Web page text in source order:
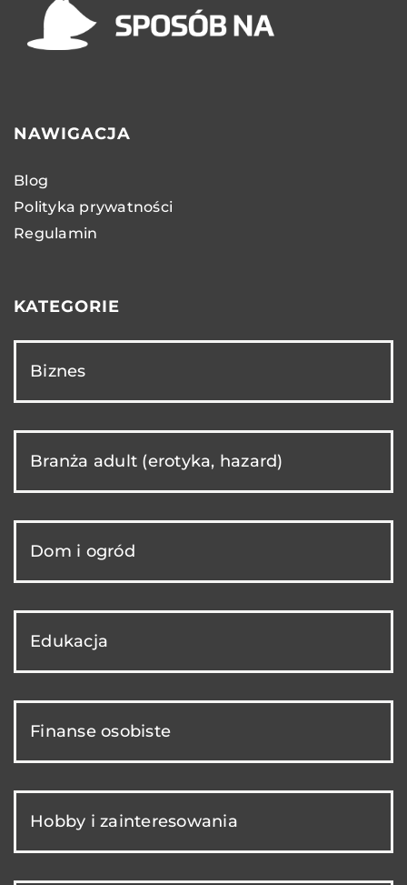
NAWIGACJA
Blog
Polityka prywatności
Regulamin
KATEGORIE
Biznes
Branża adult (erotyka, hazard)
Dom i ogród
Edukacja
Finanse osobiste
Hobby i zainteresowania